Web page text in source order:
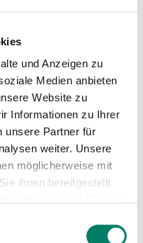
und Anzeigen zu
Medien anbieten
Website zu
Informationen zu Ihrer
unsere Partner für
weiter. Unsere
möglicherweise mit
ihnen bereitgestellt